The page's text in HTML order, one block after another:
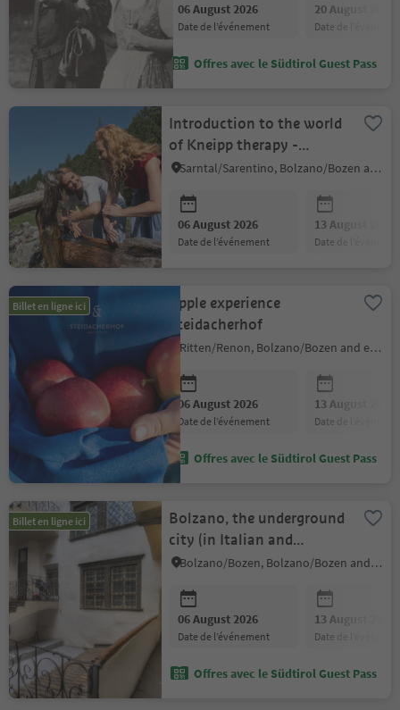
06 August 2026
date de l’événement
20 August 2026
date de
Offres avec le Südtirol Guest Pass
Introduction to the world
of Kneipp therapy -
Eschgfeller Breath of the
Sarntal/Sarentino, Bolzano/Bozen and environs
06 August 2026
date de l’événement
13 August 2026
date de
Billet en ligne ici
Apple experience
Steidacherhof
Ritten/Renon, Bolzano/Bozen and environs
06 August 2026
date de l’événement
13 August 2026
date de
Offres avec le Südtirol Guest Pass
Billet en ligne ici
Bolzano, the underground
city (in Italian and
German)
Bolzano/Bozen, Bolzano/Bozen and environs
06 August 2026
date de l’événement
13 August 2026
date de
Offres avec le Südtirol Guest Pass